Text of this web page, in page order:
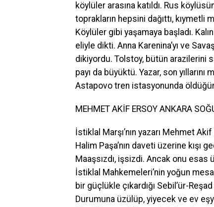
köylüler arasına katıldı. Rus
toprakların hepsini dağıttı, kıymetli
Köylüler gibi yaşamaya başladı.
eliyle dikti. Anna Karenina’yı ve
dikiyordu. Tolstoy, bütün arazilerini
payı da büyüktü. Yazar, son
Astapovo tren istasyonunda
MEHMET AKİF ERSOY ANKARA
İstiklal Marşı’nın yazarı Mehmet
Halim Paşa’nın daveti üzerine kışı
Maaşsızdı, işsizdi. Ancak onu esas
İstiklal Mahkemeleri’nin yoğun mesai
bir güçlükle çıkardığı Sebil’ür-
Durumuna üzülüp, yiyecek ve ev